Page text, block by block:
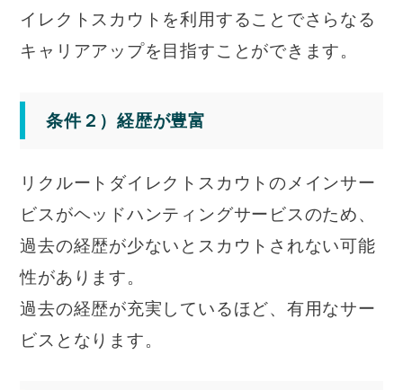
イレクトスカウトを利用することでさらなる
キャリアアップを目指すことができます。
条件２）経歴が豊富
リクルートダイレクトスカウトのメインサー
ビスがヘッドハンティングサービスのため、
過去の経歴が少ないとスカウトされない可能
性があります。
過去の経歴が充実しているほど、有用なサー
ビスとなります。